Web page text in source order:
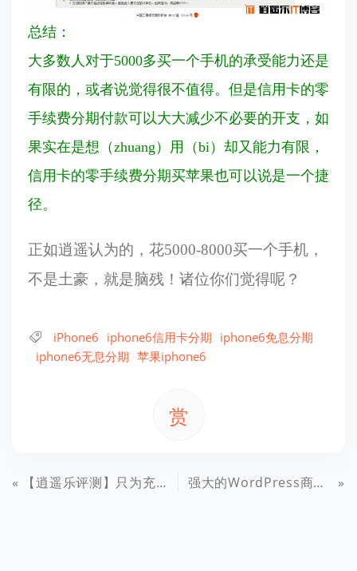
总结：
大多数人对于5000多买一个手机的承受能力还是
有限的，或者说觉得很不值得。但是信用卡的零
手续费分期付款可以大大减少不必要的开支，如
果实在是想（zhuang）用（bi）却又能力有限，
信用卡的零手续费分期买苹果也可以说是一个捷
径。
正如逍遥认为的，花5000-8000买一个手机，
不是土豪，就是脑残！诸位你们觉得呢？
iPhone6 iphone6信用卡分期 iphone6免息分期
iphone6无息分期 苹果iphone6
赏
【逍遥乐评测】只为充电而生，创意4口充电器 强大的WordPress商业多语言插件：WPML media v2.1.3与cms v3.1.4 免费下载